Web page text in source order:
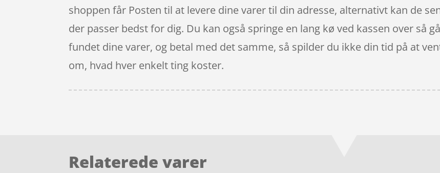
shoppen får Posten til at levere dine varer til din adresse, alternativt kan de
der passer bedst for dig. Du kan også springe en lang kø ved kassen over så
fundet dine varer, og betal med det samme, så spilder du ikke din tid på at
om, hvad hver enkelt ting koster.
Relaterede varer